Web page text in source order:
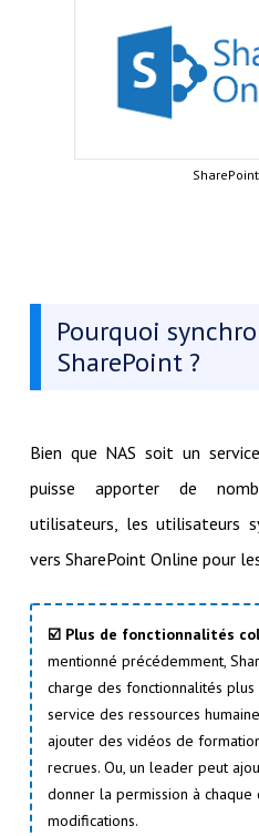
Pourquoi
SharePoint ?
Bien que NAS soit un
puisse apporter de
utilisateurs, les utilisateurs
vers SharePoint Online pour
☑️ Plus de fonctionnalités
mentionné précédemment,
charge des fonctionnalités
service des ressources
ajouter des vidéos de
recrues. Ou, un leader peut
donner la permission à
modifications.